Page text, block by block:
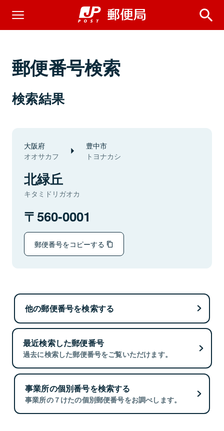
郵便番号検索
検索結果
大阪府
オオサカフ
豊中市
トヨナカシ
北緑丘
キタミドリガオカ
560-0001
郵便番号をコピーする
他の郵便番号を検索する
最近検索した郵便番号
過去に検索した郵便番号をご覧いただけます。
事業所の個別番号を検索する
事業所の７けたの個別郵便番号をお調べします。